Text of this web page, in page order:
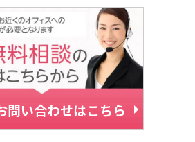
問い合わせはこちら